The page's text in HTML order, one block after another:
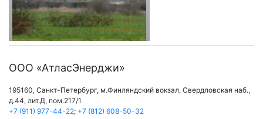
ООО «АтласЭнерджи»
195160, Санкт-Петербург, м.Финляндский вокзал, Свердловская наб.,
д.44, лит.Д, пом.217/1
+7 (911) 977-44-22; +7 (812) 608-50-32